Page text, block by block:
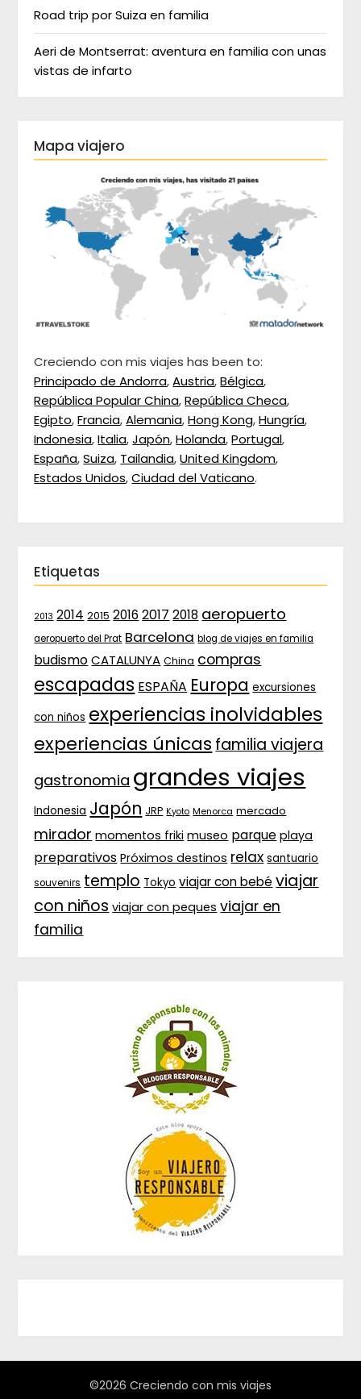
Road trip por Suiza en familia
Aeri de Montserrat: aventura en familia con unas
vistas de infarto
Mapa viajero
Creciendo con mis viajes has been to:
Principado de Andorra,Austria,Bélgica,
República Popular China,República Checa,
Egipto,Francia,Alemania,Hong Kong,Hungría,
Indonesia,Italia,Japón,Holanda,Portugal,
España,Suiza, Tailandia,United Kingdom,
Estados Unidos,Ciudad del Vaticano.
Etiquetas
2013 2014 2015 2016 2017 2018 aeropuerto
aeropuerto del Prat Barcelona blog de viajes en familia
budismo CATALUNYA China compras
escapadas ESPAÑA Europa excursiones
con niños experiencias inolvidables
experiencias únicas familia viajera
gastronomia grandes viajes
Indonesia Japón JRP Kyoto Menorca mercado
mirador momentos friki museo parque playa
preparativos Próximos destinos relax santuario
souvenirs templo Tokyo viajar con bebé viajar
con niños viajar con peques viajar en
familia
©2026 Creciendo con mis viajes